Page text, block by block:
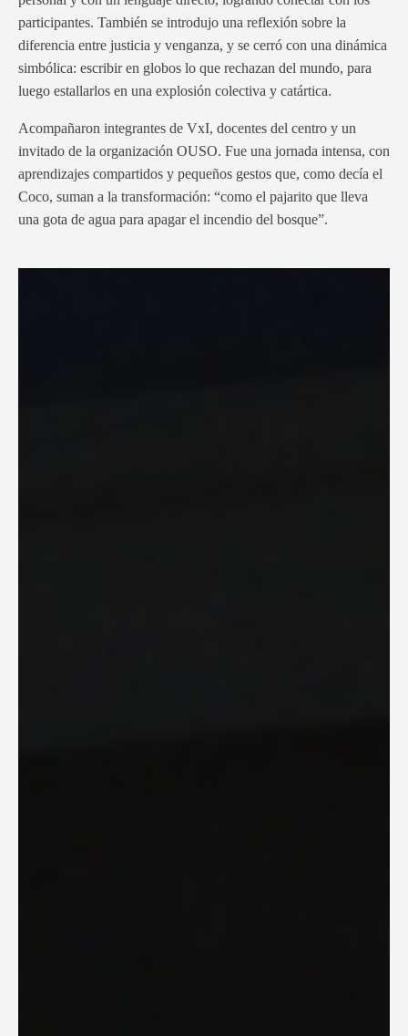
participantes. También se introdujo una reflexión sobre la
diferencia entre justicia y venganza, y se cerró con una dinámica
simbólica: escribir en globos lo que rechazan del mundo, para
luego estallarlos en una explosión colectiva y catártica.
Acompañaron integrantes de VxI, docentes del centro y un
invitado de la organización OUSO. Fue una jornada intensa, con
aprendizajes compartidos y pequeños gestos que, como decía el
Coco, suman a la transformación: “como el pajarito que lleva
una gota de agua para apagar el incendio del bosque”.